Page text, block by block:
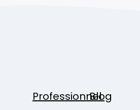
Professionnel
Blog